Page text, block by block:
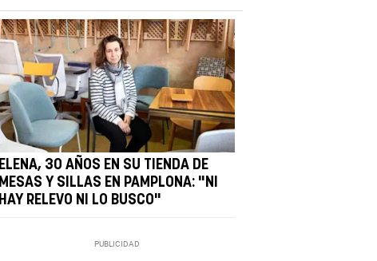
ELENA, 30 AÑOS EN SU TIENDA DE
MESAS Y SILLAS EN PAMPLONA: "NI
HAY RELEVO NI LO BUSCO"